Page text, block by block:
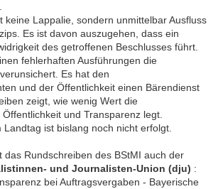
keine Lappalie, sondern unmittelbar Ausfluss
Es ist davon auszugehen, dass ein
des getroffenen Beschlusses führt.
fehlerhaften Ausführungen die
chert. Es hat den
und der Öffentlichkeit einen Bärendienst
zeigt, wie wenig Wert die
und Transparenz legt.
Landtag ist bislang noch nicht erfolgt.
das Rundschreiben des BStMI auch der
und Journalisten-Union (dju) :
bei Auftragsvergaben - Bayerische